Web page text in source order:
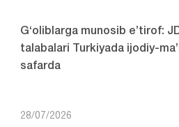
G‘oliblarga munosib e’tirof:
talabalari Turkiyada ijodiy-
safarda
28/07/2026